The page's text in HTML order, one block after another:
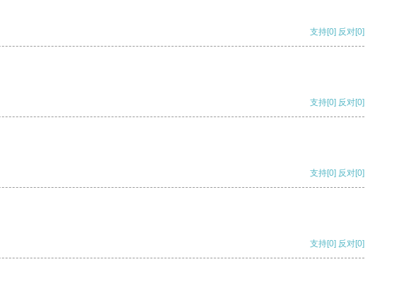
支持[0] 反对[0]
支持[0] 反对[0]
支持[0] 反对[0]
支持[0] 反对[0]